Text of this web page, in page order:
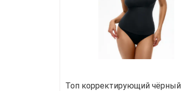
Топ корректирующий чёрный